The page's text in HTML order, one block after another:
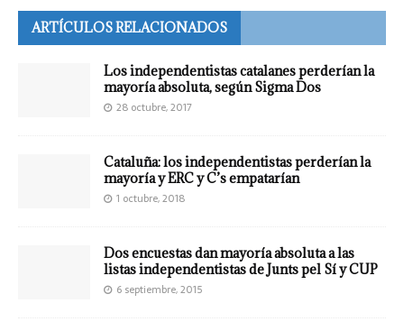
ARTÍCULOS RELACIONADOS
Los independentistas catalanes perderían la
mayoría absoluta, según Sigma Dos
28 octubre, 2017
Cataluña: los independentistas perderían la
mayoría y ERC y C’s empatarían
1 octubre, 2018
Dos encuestas dan mayoría absoluta a las
listas independentistas de Junts pel Sí y CUP
6 septiembre, 2015